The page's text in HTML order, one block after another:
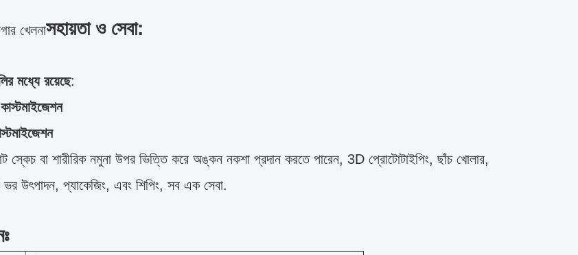
খেলনাসহায়তা ও সেবা:
মধ্যে রয়েছে:
স্কেচ বা শারীরিক নমুনা উপর ভিত্তি করে অঙ্কন নকশা প্রদান করতে পারেন, 3D প্রোটোটাইপিং, ছাঁচ খোলার,
ভর উৎপাদন, প্যাকেজিং, এবং শিপিং, সব এক সেবা.